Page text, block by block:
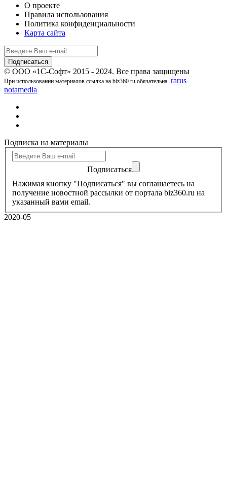
О проекте
Правила использования
Политика конфиденциальности
Карта сайта
© ООО «1С-Софт» 2015 - 2024. Все права защищены
При использовании материалов ссылка на biz360.ru обязательна. rarus
notamedia
Подписка на материалы
Подписаться
Нажимая кнопку "Подписаться" вы соглашаетесь на
получение новостной рассылки от портала biz360.ru на
указанный вами email.
2020-05